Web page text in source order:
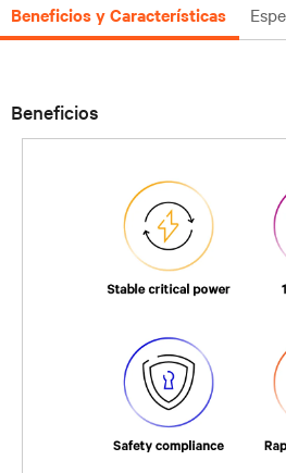
Beneficios y Características
Beneficios